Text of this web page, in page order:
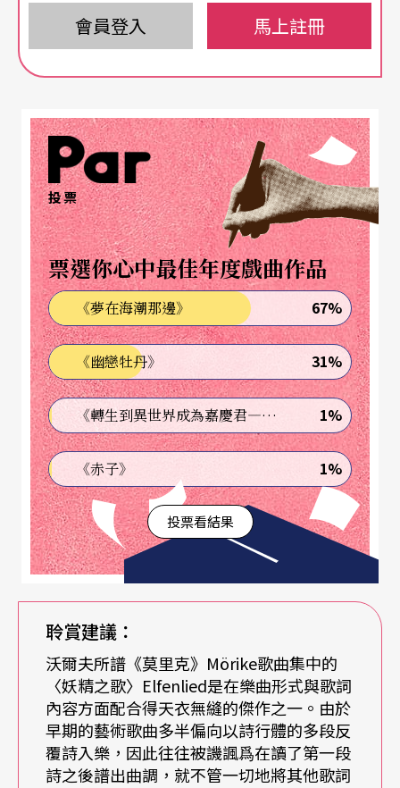
詞的種類與格調，要重視朗讀該詩時之語調起伏與
節奏快慢，更重要的是爲此一特定的詩詞找到一個
相稱的音樂形式以點明該詩主要的內涵，巧妙地讓
聽者掌握整曲之主旨。
以舒曼的〈月夜 〉爲例
舒曼的〈月夜〉Mondnacht經常爲敎科書所提及，
做爲引証上述觀點之用。其原詩大意如下：「似乎
天空沈默地親吻著大地，她在花朶閃爍中只能夢見
他。微風吹拂過原野，禾梗柔和地擺動著，森林輕
輕的低語著，夜的星空是那麼地明亮。我的心靈展
開其寬濶的雙翼，飛越寂靜的大地，就好似要飛回
家一般。」就詩本身來看，前兩句詩是平行的，敍
述著夜色中大地的情狀，後半則是詩人自述其心靈
展翅欲飛的神遊渴望，作曲者也的確遵循著這首詩
的原本結構來譜曲，前兩句所搭配的音樂幾乎一模
一樣，皆以淸麗的筆觸勾繪出月色下美麗的大地，
其音樂由於在原調附近打轉，但因缺乏強而有力的
終止式以致於一切都如夢似幻，令人不太確定虛
實，而當歌者唱到「我的心靈展開其寬濶的雙翼」
時，音樂開始轉離本調以點明開展雙翼翱翔的姿
態，讓調性眞正的飛揚起來，直到歌詞最後一句
「就好似要飛回家一般」時才又轉回到原調，並且
於歌者收尾後正式出現全曲第一個落在八音位置的
會員登入 馬上註冊
投票
票選你心中最佳年度戲曲作品
《夢在海潮那邊》 67%
《幽戀牡丹》 31%
《轉生到異世界成為嘉慶君—發現我的祖先是詐騙集團!?》 1%
《赤子》 1%
投票看結果
聆賞建議：
沃爾夫所譜《莫里克》Mörike歌曲集中的
〈妖精之歌〉Elfenlied是在樂曲形式與歌詞
內容方面配合得天衣無縫的傑作之一。由於
早期的藝術歌曲多半偏向以詩行體的多段反
覆詩入樂，因此往往被譏諷爲在讀了第一段
詩之後譜出曲調，就不管一切地將其他歌詞